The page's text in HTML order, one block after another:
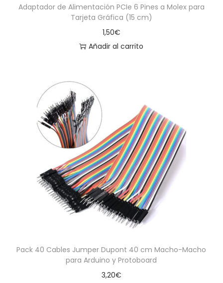
Adaptador de Alimentación PCIe 6 Pines a Molex para
Tarjeta Gráfica (15 cm)
1,50€
Añadir al carrito
Pack 40 Cables Jumper Dupont 40 cm Macho-Macho
para Arduino y Protoboard
3,20€